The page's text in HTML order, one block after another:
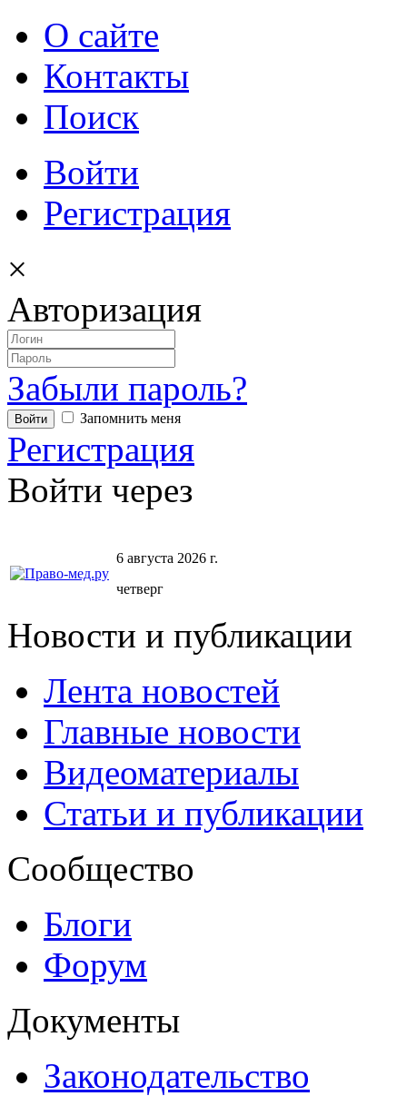
О сайте
Контакты
Поиск
Войти
Регистрация
×
Авторизация
Забыли пароль?
Запомнить меня
Регистрация
Войти через
6 августа 2026 г.
четверг
Новости и публикации
Лента новостей
Главные новости
Видеоматериалы
Статьи и публикации
Сообщество
Блоги
Форум
Документы
Законодательство